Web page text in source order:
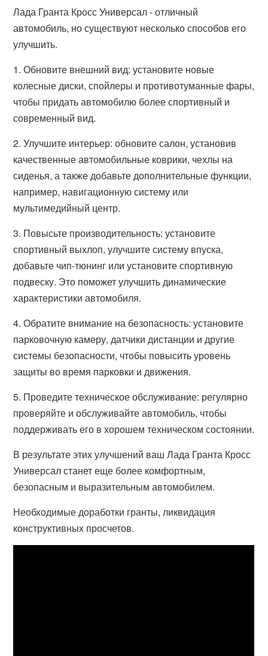
Лада Гранта Кросс Универсал - отличный
автомобиль, но существуют несколько способов его
улучшить.
1. Обновите внешний вид: установите новые
колесные диски, спойлеры и противотуманные фары,
чтобы придать автомобилю более спортивный и
современный вид.
2. Улучшите интерьер: обновите салон, установив
качественные автомобильные коврики, чехлы на
сиденья, а также добавьте дополнительные функции,
например, навигационную систему или
мультимедийный центр.
3. Повысьте производительность: установите
спортивный выхлоп, улучшите систему впуска,
добавьте чип-тюнинг или установите спортивную
подвеску. Это поможет улучшить динамические
характеристики автомобиля.
4. Обратите внимание на безопасность: установите
парковочную камеру, датчики дистанции и другие
системы безопасности, чтобы повысить уровень
защиты во время парковки и движения.
5. Проведите техническое обслуживание: регулярно
проверяйте и обслуживайте автомобиль, чтобы
поддерживать его в хорошем техническом состоянии.
В результате этих улучшений ваш Лада Гранта Кросс
Универсал станет еще более комфортным,
безопасным и выразительным автомобилем.
Необходимые доработки гранты, ликвидация
конструктивных просчетов.